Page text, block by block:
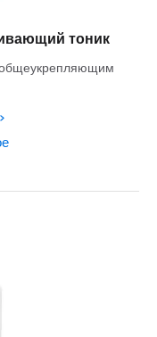
тоник